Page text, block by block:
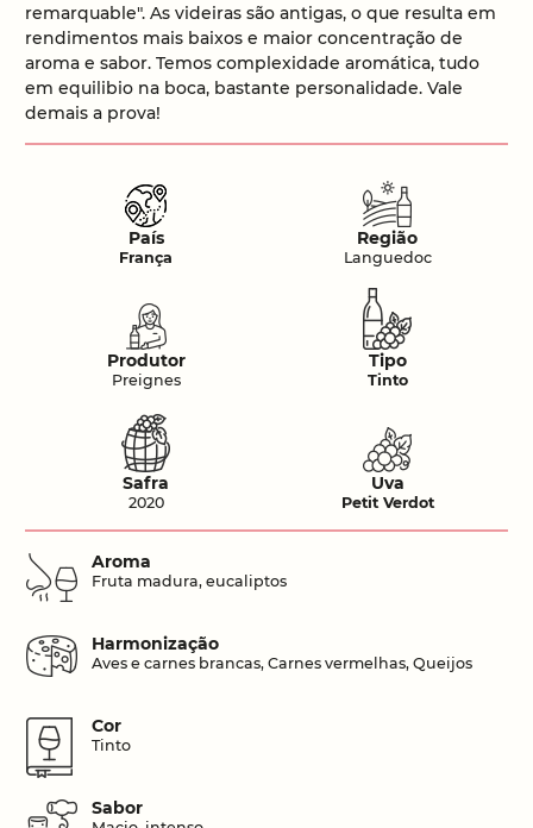
remarquable". As videiras são antigas, o que resulta em
rendimentos mais baixos e maior concentração de
aroma e sabor. Temos complexidade aromática, tudo
em equilibio na boca, bastante personalidade. Vale
demais a prova!
País
França
Região
Languedoc
Produtor
Preignes
Tipo
Tinto
Safra
2020
Uva
Petit Verdot
Aroma
Fruta madura, eucaliptos
Harmonização
Aves e carnes brancas, Carnes vermelhas, Queijos
Cor
Tinto
Sabor